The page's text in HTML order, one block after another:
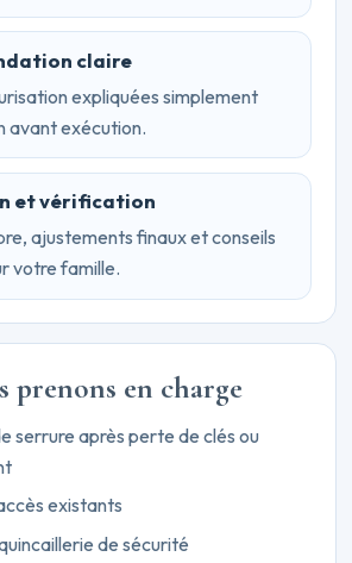
claire
expliquées simplement
avant exécution.
et vérification
ajustements finaux et conseils
votre famille.
prenons en charge
serrure après perte de clés ou
existants
de sécurité